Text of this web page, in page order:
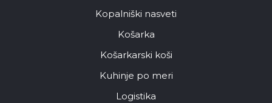
Kopalniški nasveti
Košarka
Košarkarski koši
Kuhinje po meri
Logistika